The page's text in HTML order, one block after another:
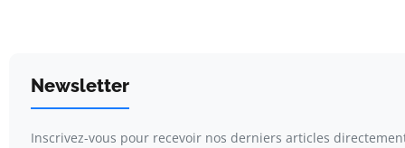
Newsletter
Inscrivez-vous pour recevoir nos derniers articles